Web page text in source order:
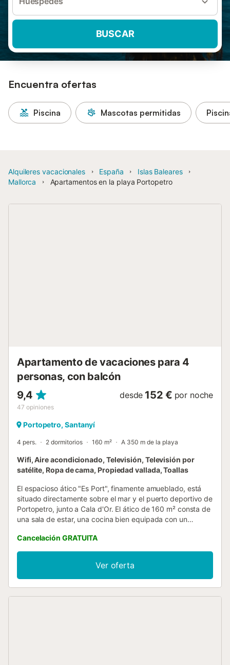
BUSCAR
Encuentra ofertas
Piscina Mascotas permitidas
Alquileres vacacionales España
Islas Baleares
Mallorca
Apartamentos en la playa Portopetro
Apartamento de vacaciones para 4
personas, con balcón
9,4
47 opiniones
desde 152 € por noche
Portopetro, Santanyí
4 pers. 2 dormitorios 160 m² A 350 m de la playa
Wifi, Aire acondicionado, Televisión, Televisión por
satélite, Ropa de cama, Propiedad vallada, Toallas
El espacioso ático "Es Port", finamente amueblado, está
situado directamente sobre el mar y el puerto deportivo de
Portopetro, junto a Cala d'Or. El ático de 160 m² consta de
una sala de estar, una cocina bien equipada con un
así como 2 baños y por lo tanto puede alojar a 4 personas.
Los servicios adicionales incluyen Wi-Fi, aire
acondicionado, lavadora y televisión por cable, mientras
que una cuna y una trona están disponibles bajo petición.
Lo más destacado del apartamento es la gran terraza con
Cancelación GRATUITA
Ver oferta